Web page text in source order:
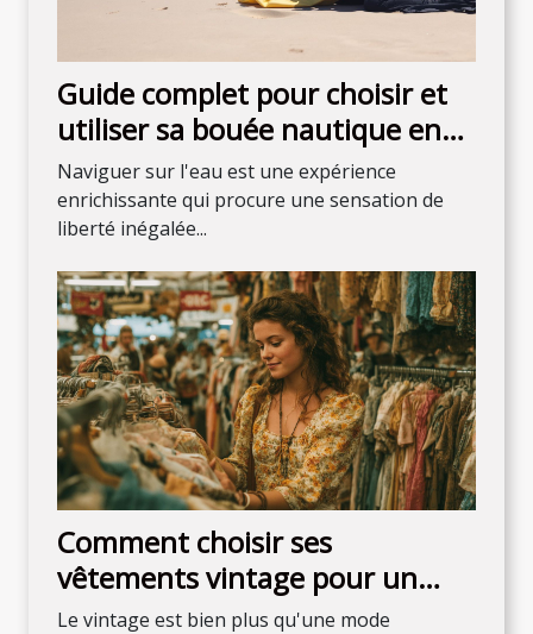
Guide complet pour choisir et
utiliser sa bouée nautique en
sécurité
Naviguer sur l'eau est une expérience
enrichissante qui procure une sensation de
liberté inégalée...
Comment choisir ses
vêtements vintage pour un
style unique
Le vintage est bien plus qu'une mode